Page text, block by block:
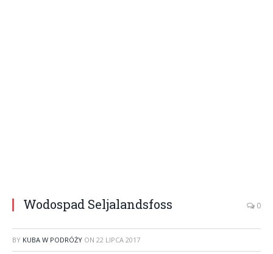
Wodospad Seljalandsfoss 0
BY KUBA W PODRÓŻY ON 22 LIPCA 2017